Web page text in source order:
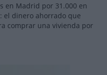
en Madrid por 31.000 en
el dinero ahorrado que
comprar una vivienda por